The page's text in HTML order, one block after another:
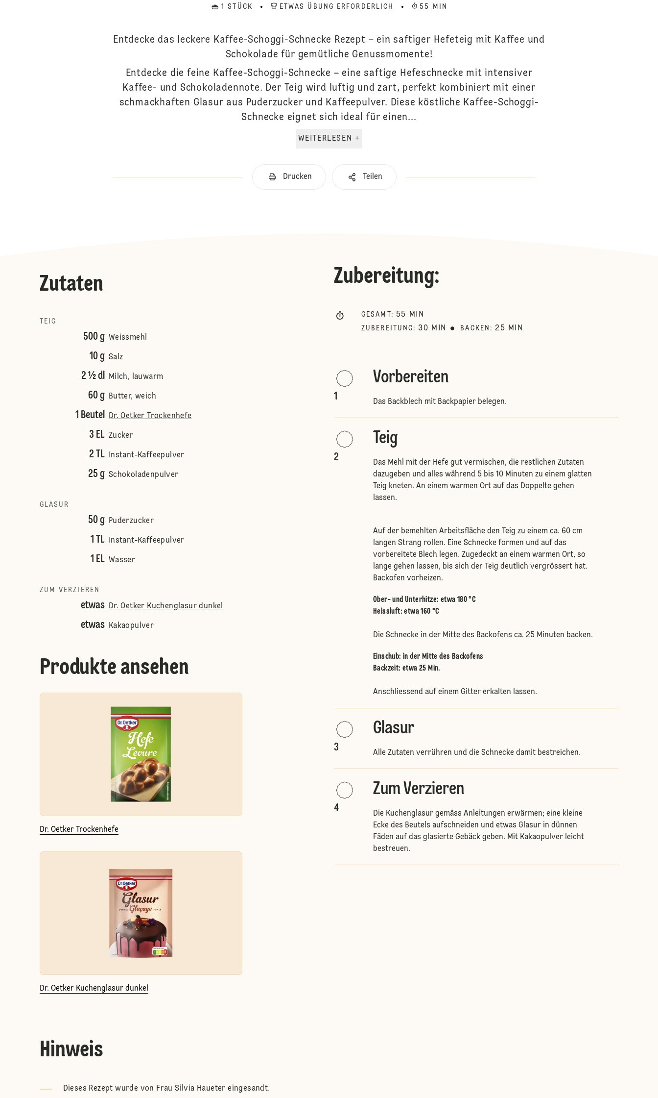
1 STÜCK ETWAS ÜBUNG ERFORDERLICH 55 MIN
Entdecke das leckere Kaffee-Schoggi-Schnecke Rezept – ein saftiger Hefeteig mit Kaffee und
Schokolade für gemütliche Genussmomente!
Entdecke die feine Kaffee-Schoggi-Schnecke – eine saftige Hefeschnecke mit intensiver
Kaffee- und Schokoladennote. Der Teig wird luftig und zart, perfekt kombiniert mit einer
schmackhaften Glasur aus Puderzucker und Kaffeepulver. Diese köstliche Kaffee-Schoggi-
Schnecke eignet sich ideal für einen...
WEITERLESEN +
Drucken Teilen
Zutaten
TEIG
500 g Weissmehl
10 g Salz
2 ½ dl Milch, lauwarm
60 g Butter, weich
1 Beutel Dr. Oetker Trockenhefe
3 EL Zucker
2 TL Instant-Kaffeepulver
25 g Schokoladenpulver
GLASUR
50 g Puderzucker
1 TL Instant-Kaffeepulver
1 EL Wasser
ZUM VERZIEREN
etwas Dr. Oetker Kuchenglasur dunkel
etwas Kakaopulver
Produkte ansehen
Dr. Oetker Trockenhefe
Dr. Oetker Kuchenglasur dunkel
Hinweis
Dieses Rezept wurde von Frau Silvia Haueter eingesandt.
Zubereitung:
GESAMT : 55 MIN
ZUBEREITUNG : 30 MIN BACKEN : 25 MIN
1
Vorbereiten
Das Backblech mit Backpapier belegen.
2
Teig
Das Mehl mit der Hefe gut vermischen, die restlichen Zutaten
dazugeben und alles während 5 bis 10 Minuten zu einem glatten
Teig kneten. An einem warmen Ort auf das Doppelte gehen
lassen.
Auf der bemehlten Arbeitsfläche den Teig zu einem ca. 60 cm
langen Strang rollen. Eine Schnecke formen und auf das
vorbereitete Blech legen. Zugedeckt an einem warmen Ort, so
lange gehen lassen, bis sich der Teig deutlich vergrössert hat.
Backofen vorheizen.
Ober- und Unterhitze: etwa 180 °C
Heissluft: etwa 160 °C
Die Schnecke in der Mitte des Backofens ca. 25 Minuten backen.
Einschub:in der Mitte des Backofens
Backzeit: etwa 25 Min.
Anschliessend auf einem Gitter erkalten lassen.
3
Glasur
Alle Zutaten verrühren und die Schnecke damit bestreichen.
4
Zum Verzieren
Die Kuchenglasur gemäss Anleitungen erwärmen; eine kleine
Ecke des Beutels aufschneiden und etwas Glasur in dünnen
Fäden auf das glasierte Gebäck geben. Mit Kakaopulver leicht
bestreuen.